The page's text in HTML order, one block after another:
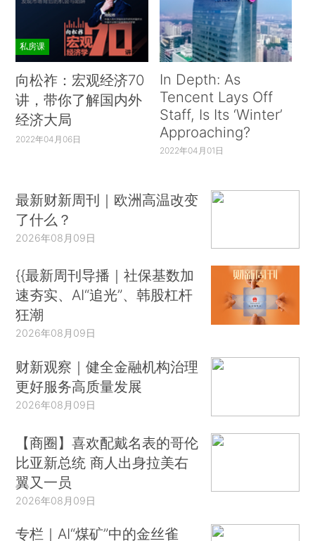
私房课
向松祚：宏观经济70
讲，带你了解国内外
经济大局
2022年04月06日
In Depth: As
Tencent Lays Off
Staff, Is Its ‘Winter’
Approaching?
2022年04月01日
最新财新周刊｜欧洲高温改变
了什么？
2026年08月09日
{{最新周刊导播｜社保基数加
速夯实、AI“追光”、韩股杠杆
狂潮
2026年08月09日
财新观察｜健全金融机构治理
更好服务高质量发展
2026年08月09日
【商圈】喜欢配戴名表的哥伦
比亚新总统 商人出身拉美右
翼又一员
2026年08月09日
专栏｜AI“煤矿”中的金丝雀